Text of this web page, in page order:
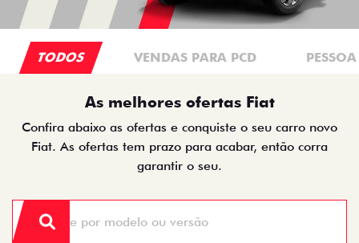
TODOS VENDAS PARA PCD
As melhores ofertas Fiat
Confira abaixo as ofertas e conquiste o seu carro novo
Fiat. As ofertas tem prazo para acabar, então corra
garantir o seu.